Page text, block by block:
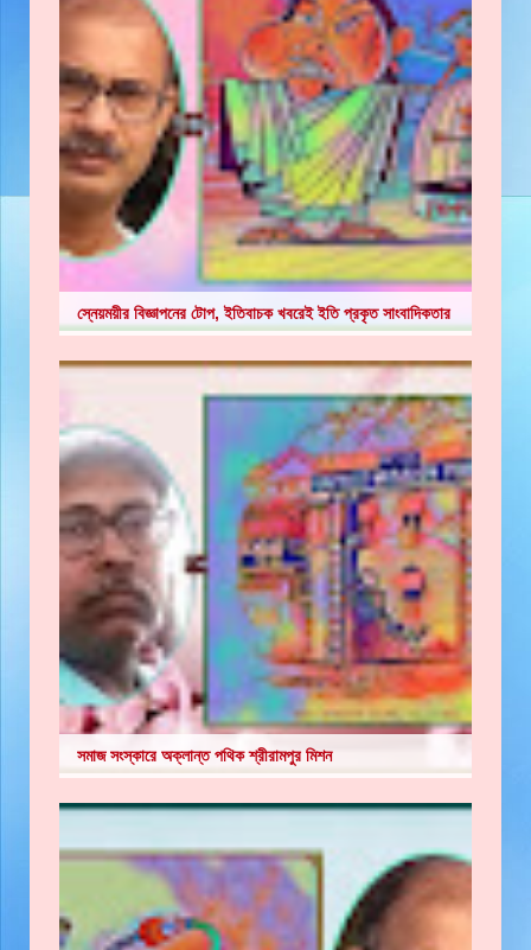
স্নেয়ময়ীর বিজ্ঞাপনের টোপ, ইতিবাচক খবরেই ইতি প্রকৃত সাংবাদিকতার
সমাজ সংস্কারে অক্লান্ত পথিক শ্রীরামপুর মিশন